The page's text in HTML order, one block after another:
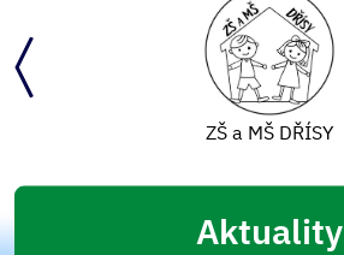
ZŠ a MŠ DŘÍSY
Aktuality